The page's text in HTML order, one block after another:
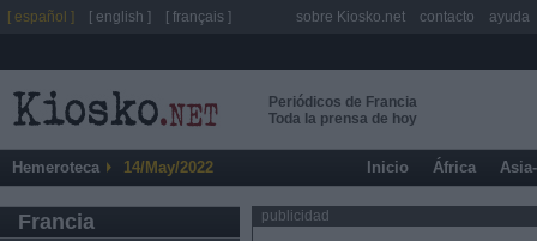
Periódicos de Francia
Toda la prensa de hoy
Hemeroteca 14/May/2022 Inicio África
Francia publicidad
[ español ] [ english ] [ français ] sobre Kiosko.net contacto ayuda